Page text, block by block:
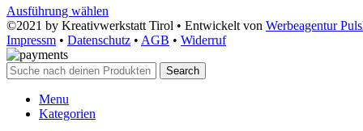
Ausführung wählen
©2021 by Kreativwerkstatt Tirol • Entwickelt von Werbeagentur
Impressm • Datenschutz • AGB • Widerruf
Search
Menu
Kategorien